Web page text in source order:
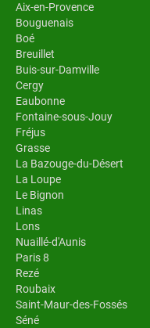
Aix-en-Provence
Bouguenais
Boé
Breuillet
Buis-sur-Damville
Cergy
Eaubonne
Fontaine-sous-Jouy
Fréjus
Grasse
La Bazouge-du-Désert
La Loupe
Le Bignon
Linas
Lons
Nuaillé-d'Aunis
Paris 8
Rezé
Roubaix
Saint-Maur-des-Fossés
Séné